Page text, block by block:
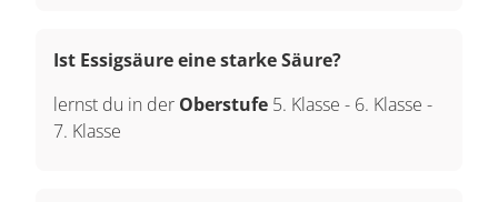
Ist Essigsäure eine starke Säure?
lernst du in der Oberstufe 5. Klasse - 6. Klasse -
7. Klasse